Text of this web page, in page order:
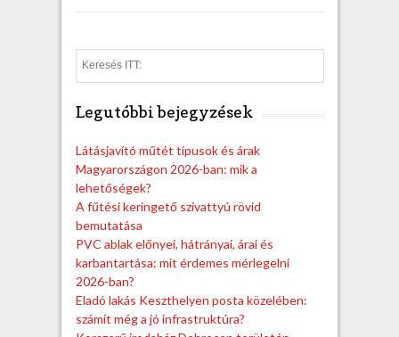
e
Legutóbbi bejegyzések
Látásjavító műtét típusok és árak
Magyarországon 2026-ban: mik a
lehetőségek?
A fűtési keringető szivattyú rövid
bemutatása
PVC ablak előnyei, hátrányai, árai és
karbantartása: mit érdemes mérlegelni
2026-ban?
Eladó lakás Keszthelyen posta közelében:
számít még a jó infrastruktúra?